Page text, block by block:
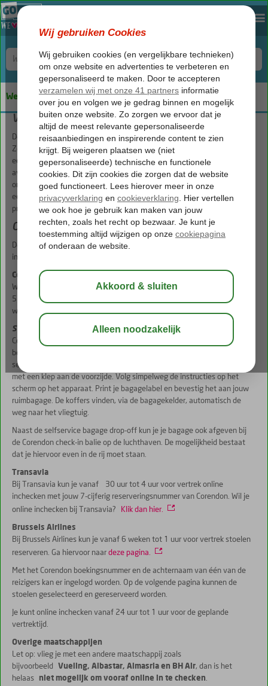
We keep you safe!
Vluchttijden
De gepubliceerde vluchttijden zijn niet altijd de definitieve vluchttijden.
Ze kunnen wijzigen tot twee weken voor vertrek. De vlucht kan iets
eerder of later vertrekken maar een ochtendvlucht kan ook een
avondvlucht worden of andersom. Dit hoort bij een chartervlucht, als
onderdeel van een pakketreis. Als reisorganisatie kunnen wij hierdoor
een zo efficiënt mogelijke vluchtplanning maken en zo houden wij de
prijzen van onze pakketreizen zo laag mogelijk.
Online inchecken
De meeste luchtvaartmaatschappijen bieden de mogelijkheid om online
in te checken.
Corendon (Dutch) Airlines
Wanneer je met Corendon (Dutch) Airlines vliegt, kun je vanaf 48 uur tot
5 uur voor vertrek online inchecken en je boardingpass uitprinten via de
website www.fly.corendon.com.
Selfservice bagage drop-off Schiphol Amsterdam Airport
Corendon automatiseert het inchecken van bagage. Ideaal als je online
bent ingecheckt! Wanneer je bagage meeneemt, lever je deze in bij de
selfservice bagage drop-off punten. Hier vind je grote, witte machines
met een klep aan de voorzijde. Volg simpelweg de instructies op het
scherm op het apparaat. Print je bagagelabel en bevestig het aan jouw
ruimbagage. De koffers vinden, via de bagagekelder, automatisch de
weg naar het vliegtuig.
Naast de selfservice bagage drop-off kun je je bagage ook afgeven bij
de Corendon check-in balie op de luchthaven. De mogelijkheid bestaat
dat je hiervoor even in de rij moet staan.
Transavia
Bij Transavia kun je vanaf 30 uur tot 4 uur voor vertrek online
inchecken met jouw 7-cijferig reserveringsnummer van Corendon. Wil je
online inchecken bij Transavia?
Klik dan hier.
Brussels Airlines
Bij Brussels Airlines kun je vanaf 6 weken tot 1 uur voor vertrek stoelen
reserveren. Ga hiervoor naar deze pagina.
Met het Corendon boekingsnummer en de achternaam van één van de
reizigers kan er ingelogd worden. Op de volgende pagina kunnen de
stoelen geselecteerd en gereserveerd worden.
Je kunt online inchecken vanaf 24 uur tot 1 uur voor de geplande
vertrektijd.
Overige maatschappijen
Let op: vlieg je met een andere maatschappij zoals
bijvoorbeeld Vueling, Albastar, Almasria en BH Air, dan is het
helaas niet mogelijk om vooraf online in te checken.